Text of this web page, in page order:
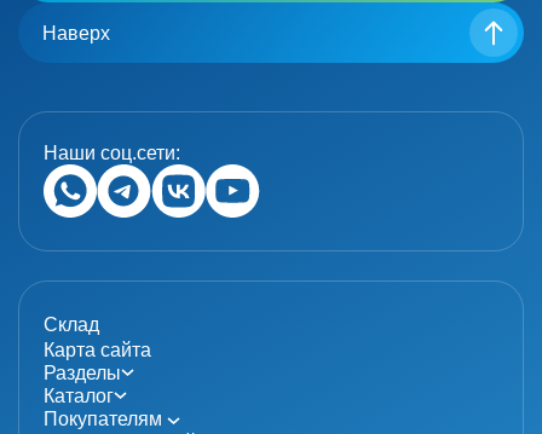
Наверх
Наши соц.сети:
Склад
Карта сайта
Разделы
Каталог
Покупателям